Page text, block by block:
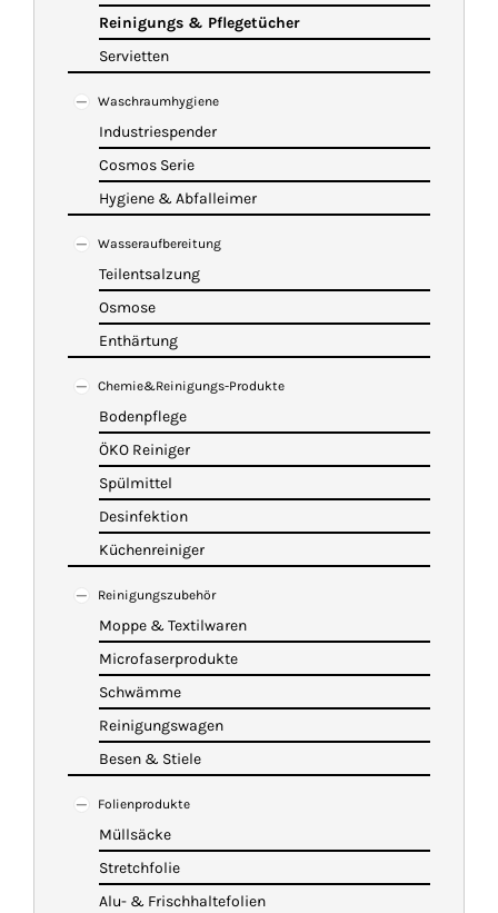
Reinigungs & Pflegetücher
Servietten
Waschraumhygiene
Industriespender
Cosmos Serie
Hygiene & Abfalleimer
Wasseraufbereitung
Teilentsalzung
Osmose
Enthärtung
Chemie&Reinigungs-Produkte
Bodenpflege
ÖKO Reiniger
Spülmittel
Desinfektion
Küchenreiniger
Reinigungszubehör
Moppe & Textilwaren
Microfaserprodukte
Schwämme
Reinigungswagen
Besen & Stiele
Folienprodukte
Müllsäcke
Stretchfolie
Alu- & Frischhaltefolien